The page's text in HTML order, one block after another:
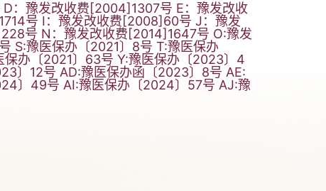
：豫发改收费[2004]1307号 E：豫发改收
号 I：豫发改收费[2008]60号 J：豫发
号 N：豫发改收费[2014]1647号 O:豫发
S:豫医保办〔2021〕8号 T:豫医保办
保办〔2021〕63号 Y:豫医保办〔2023〕4
〕12号 AD:豫医保办函〔2023〕8号 AE:
〕49号 AI:豫医保办〔2024〕57号 AJ:豫